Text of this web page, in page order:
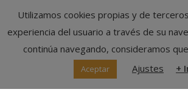
Utilizamos cookies propias y de
experiencia del usuario a través de su
continúa navegando, consideramos
Aceptar Ajustes +